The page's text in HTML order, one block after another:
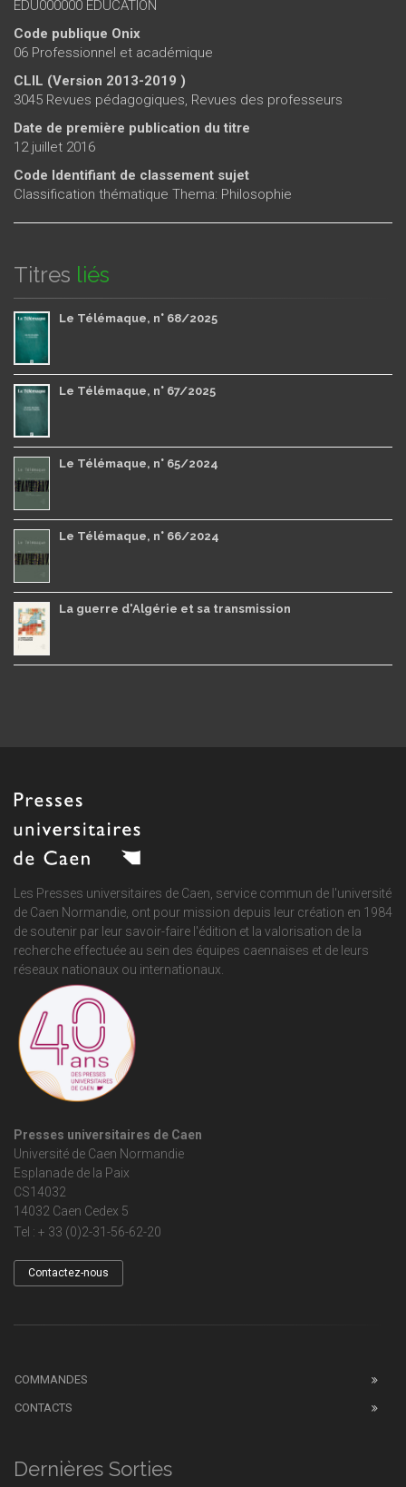
EDU000000 EDUCATION
Code publique Onix
06 Professionnel et académique
CLIL (Version 2013-2019 )
3045 Revues pédagogiques, Revues des professeurs
Date de première publication du titre
12 juillet 2016
Code Identifiant de classement sujet
Classification thématique Thema: Philosophie
Titres liés
Le Télémaque, n° 68/2025
Le Télémaque, n° 67/2025
Le Télémaque, n° 65/2024
Le Télémaque, n° 66/2024
La guerre d'Algérie et sa transmission
Les Presses universitaires de Caen, service commun de l'université
de Caen Normandie , ont pour mission depuis leur création en 1984
de soutenir par leur savoir-faire l'édition et la valorisation de la
recherche effectuée au sein des équipes caennaises et de leurs
réseaux nationaux ou internationaux.
Presses universitaires de Caen
Université de Caen Normandie
Esplanade de la Paix
CS14032
14032 Caen Cedex 5
Tel : + 33 (0)2-31-56-62-20
Contactez-nous
COMMANDES
CONTACTS
Dernières Sorties